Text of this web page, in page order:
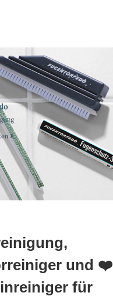
und ❤️
für